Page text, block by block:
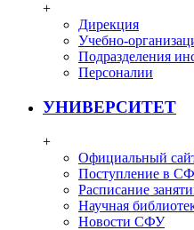
+
Дирекция
Учебно-
Подразделения
Персоналии
УНИВЕРСИТЕТ
+
Официальный
Поступление в
Расписание
Научная
Новости СФУ